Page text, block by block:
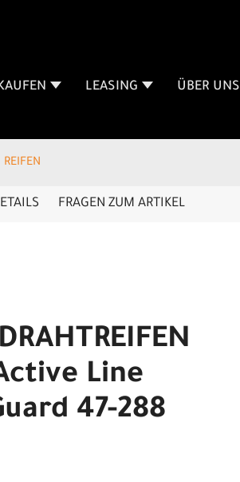
LEASING ÜBER UNS
REIFEN
FRAGEN ZUM ARTIKEL
Line
47-288